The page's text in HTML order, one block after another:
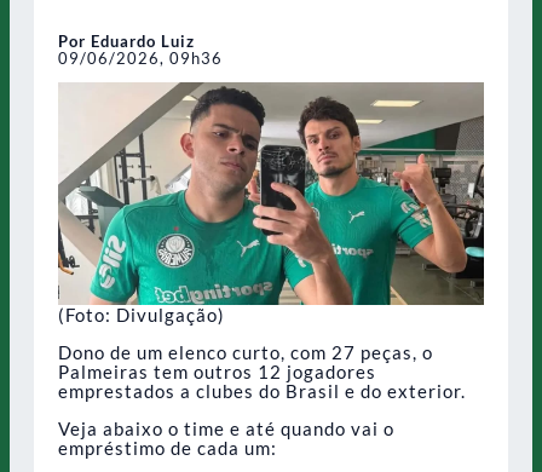
Por Eduardo Luiz
09/06/2026, 09h36
(Foto: Divulgação)
Dono de um elenco curto, com 27 peças, o
Palmeiras tem outros 12 jogadores
emprestados a clubes do Brasil e do exterior.
Veja abaixo o time e até quando vai o
empréstimo de cada um: